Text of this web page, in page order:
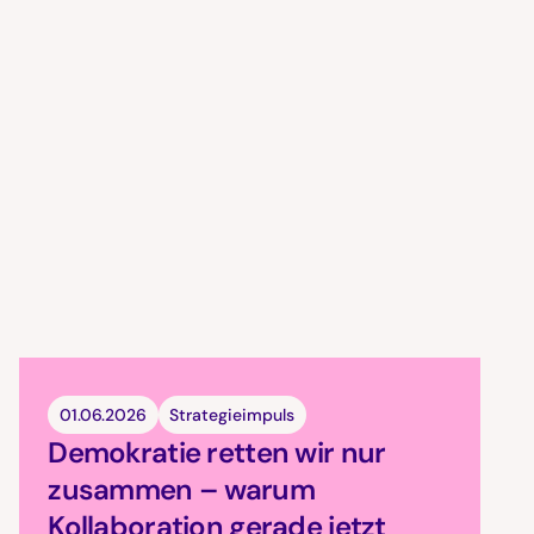
01.06.2026 Strategieimpuls
Demokratie retten wir nur
zusammen – warum
Kollaboration gerade jetzt